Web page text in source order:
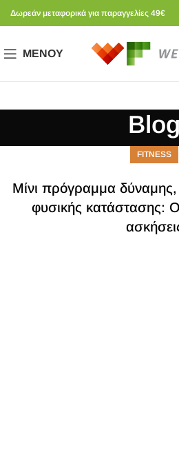
Δωρεάν μεταφορικά για παραγγελίες 49€
ΜΕΝΟΎ
Blog
FITNESS
Μίνι πρόγραμμα δύναμης,
φυσικής κατάστασης: